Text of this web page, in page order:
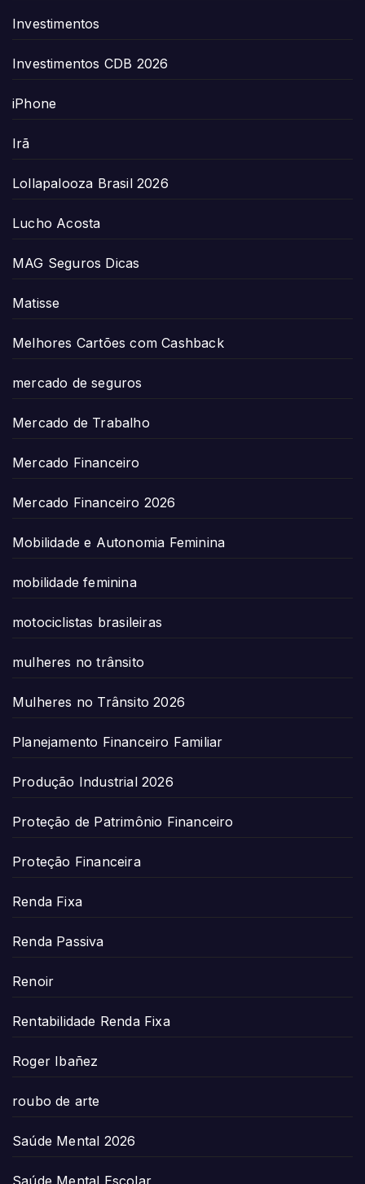
Investimentos
Investimentos CDB 2026
iPhone
Irã
Lollapalooza Brasil 2026
Lucho Acosta
MAG Seguros Dicas
Matisse
Melhores Cartões com Cashback
mercado de seguros
Mercado de Trabalho
Mercado Financeiro
Mercado Financeiro 2026
Mobilidade e Autonomia Feminina
mobilidade feminina
motociclistas brasileiras
mulheres no trânsito
Mulheres no Trânsito 2026
Planejamento Financeiro Familiar
Produção Industrial 2026
Proteção de Patrimônio Financeiro
Proteção Financeira
Renda Fixa
Renda Passiva
Renoir
Rentabilidade Renda Fixa
Roger Ibañez
roubo de arte
Saúde Mental 2026
Saúde Mental Escolar